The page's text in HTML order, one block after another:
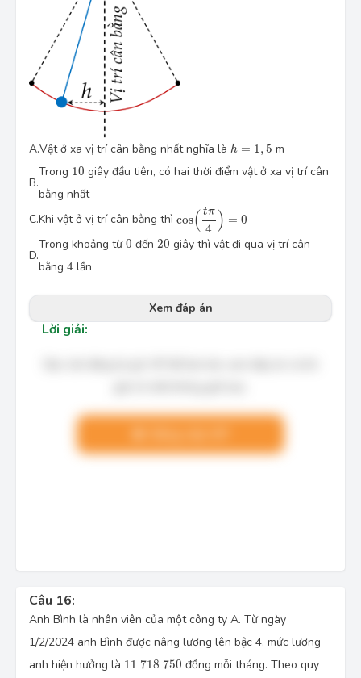
A.Vật ở xa vị trí cân bằng nhất nghĩa là h = 1, 5
h=1,5 m
B.
Trong 10
10 giây đầu tiên, có hai thời điểm vật ở xa vị trí cân
bằng nhất
C.Khi vật ở vị trí cân bằng thì cos( tπ
4 ) = 0
\cos \Big( \dfrac{t\pi }{4} \Big)=0
D.
Trong khoảng từ0
0 đến 20
20 giây thì vật đi qua vị trí cân
bằng 4
4 lần
Xem đáp án
Lời giải:
Câu 16:
Anh Bình là nhân viên của một công ty A. Từ ngày
1/2/2024 anh Bình được nâng lương lên bậc 4, mức lương
anh hiện hưởng là 11
11 718
718 750
750 đồng mỗi tháng. Theo quy